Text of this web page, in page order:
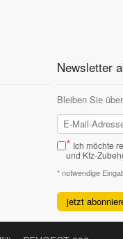
Newsletter
Bleiben Sie
* Ich möchte
und Kfz-
* notwendige
jetzt